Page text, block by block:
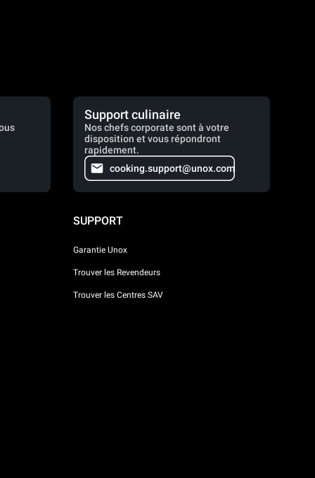
Support culinaire
Nos chefs corporate sont à votre
disposition et vous répondront
rapidement.
cooking.support@unox.com
SUPPORT
Garantie Unox
Trouver les Revendeurs
Trouver les Centres SAV